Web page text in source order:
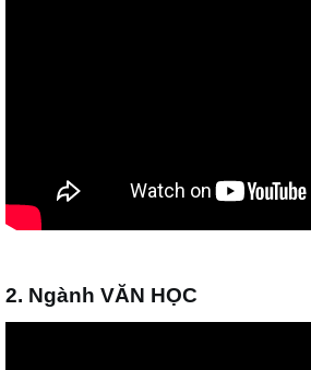
2. Ngành VĂN HỌC